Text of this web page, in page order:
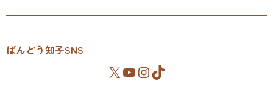
ばんどう知子SNS